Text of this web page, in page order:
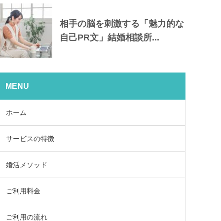
相手の脳を刺激する「魅力的な
自己PR文」結婚相談所...
MENU
ホーム
サービスの特徴
婚活メソッド
ご利用料金
ご利用の流れ